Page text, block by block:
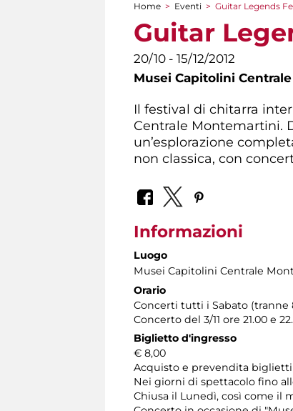
Tu sei qui
Home > Eventi > Guitar Legends
Guitar
20/10 - 15/12/2012
Musei Capitolini
Il festival di chitarra
Centrale Montemartini.
un’esplorazione
non classica, con
Informazioni
Luogo
Musei Capitolini Centrale
Orario
Concerti tutti i Sabato (tranne
Concerto del 3/11 ore 21.00 e
Biglietto d'ingresso
€ 8,00
Acquisto e prevendita biglietti
Nei giorni di spettacolo fino
Chiusa il Lunedì, così come il